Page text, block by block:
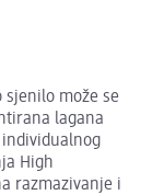
sjenilo može se
lagana
High
razmazivanje i